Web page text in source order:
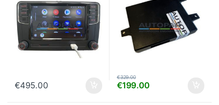
€495.00 €199.00
€329.00